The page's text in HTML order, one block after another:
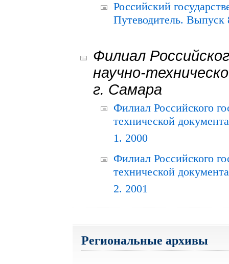
Российский
Путеводитель. Выпуск
Филиал
научно-
г. Самара
Филиал Российского
технической
1. 2000
Филиал Российского
технической
2. 2001
Региональные архивы